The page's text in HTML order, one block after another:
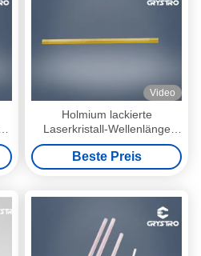
Video
Holmium lackierte
Laserkristall-Wellenlänge
2100nm Yttrium-Aluminium-
Garnet Ho-YAG
Beste Preis